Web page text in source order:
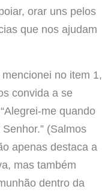
orar uns pelos
que nos ajudam
no item 1,
convida a se
me quando
(Salmos
apenas destaca a
mas também
dentro da